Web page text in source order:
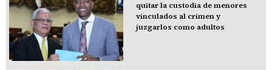
quitar la custodia de menores
vinculados al crimen y
juzgarlos como adultos